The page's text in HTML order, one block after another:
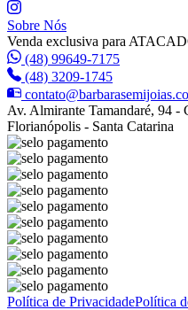
Sobre Nós
Venda exclusiva para
(48) 99649-7175
(48) 3209-1745
Av. Almirante Tamandaré, 94 -
Florianópolis - Santa Catarina
Política de PrivacidadePolítica